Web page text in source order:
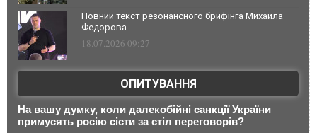
Повний текст резонансного брифінга Михайла
Федорова
18.07.2026 09:27
ОПИТУВАННЯ
На вашу думку, коли далекобійні санкції України
примусять росію сісти за стіл переговорів?